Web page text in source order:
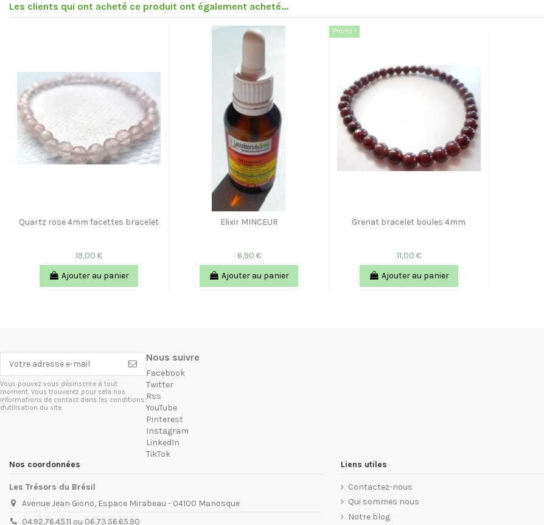
Les clients qui ont acheté ce produit ont également acheté...
Quartz rose 4mm facettes bracelet
19,00 €
Ajouter au panier
Elixir MINCEUR
6,90 €
Ajouter au panier
Promo !
Grenat bracelet boules 4mm
11,00 €
Ajouter au panier
Vous pouvez vous désinscrire à tout
moment. Vous trouverez pour cela nos
informations de contact dans les conditions
d'utilisation du site.
Nous suivre
Facebook
Twitter
Rss
YouTube
Pinterest
Instagram
LinkedIn
TikTok
Nos coordonnées
Les Trésors du Brésil
Avenue Jean Giono, Espace Mirabeau - 04100 Manosque
04.92.76.45.11 ou 06.73.56.65.90
Liens utiles
Contactez-nous
Qui sommes nous
Notre blog